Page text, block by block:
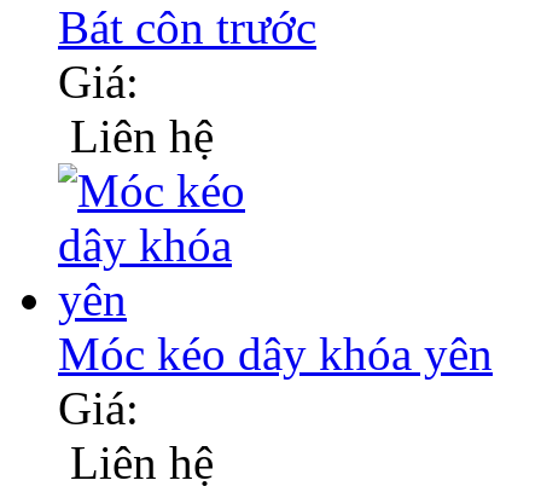
Bát côn trước
Giá:
Liên hệ
Móc kéo dây khóa yên
Giá:
Liên hệ